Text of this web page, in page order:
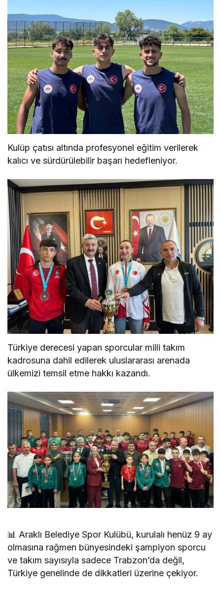
Kulüp çatısı altında profesyonel eğitim verilerek
kalıcı ve sürdürülebilir başarı hedefleniyor.
Türkiye derecesi yapan sporcular milli takım
kadrosuna dahil edilerek uluslararası arenada
ülkemizi temsil etme hakkı kazandı.
📊 Araklı Belediye Spor Kulübü, kurulalı henüz 9 ay
olmasına rağmen bünyesindeki şampiyon sporcu
ve takım sayısıyla sadece Trabzon’da değil,
Türkiye genelinde de dikkatleri üzerine çekiyor.